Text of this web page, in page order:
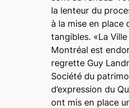
la lenteur du
à la mise en place
tangibles. «La Ville
Montréal est
regrette Guy
Société du
d’expression du
ont mis en place